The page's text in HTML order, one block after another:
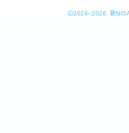
2024–2026 新